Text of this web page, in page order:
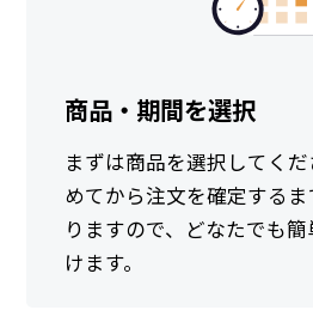
商品・期間を選択
まずは商品を選択してく
めてから注文を確定する
りますので、どなたでも
けます。